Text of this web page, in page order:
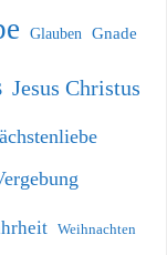
Glauben Gnade
Jesus Christus
Weihnachten